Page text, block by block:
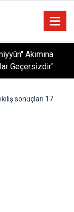
Düşük Kalorili
sonuçları 17